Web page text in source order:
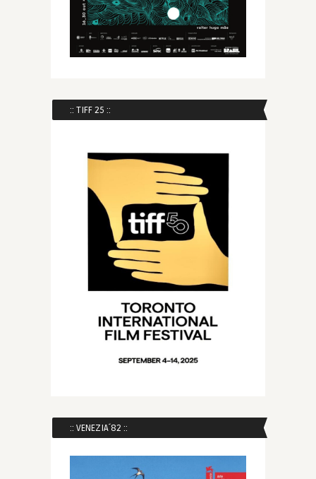
:: TIFF 25 ::
:: VENEZIA´82 ::